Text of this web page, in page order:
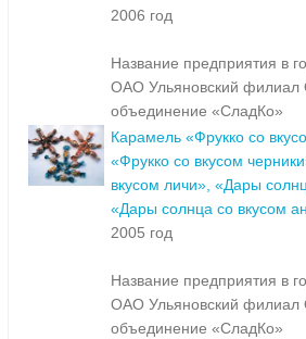
2006 год
Название предприятия в
ОАО Ульяновский филиал
объединение «СладКо»
Карамель «Фрукко со
«Фрукко со вкусом
вкусом личи», «Дары
«Дары солнца со вкусом
2005 год
Название предприятия в
ОАО Ульяновский филиал
объединение «СладКо»